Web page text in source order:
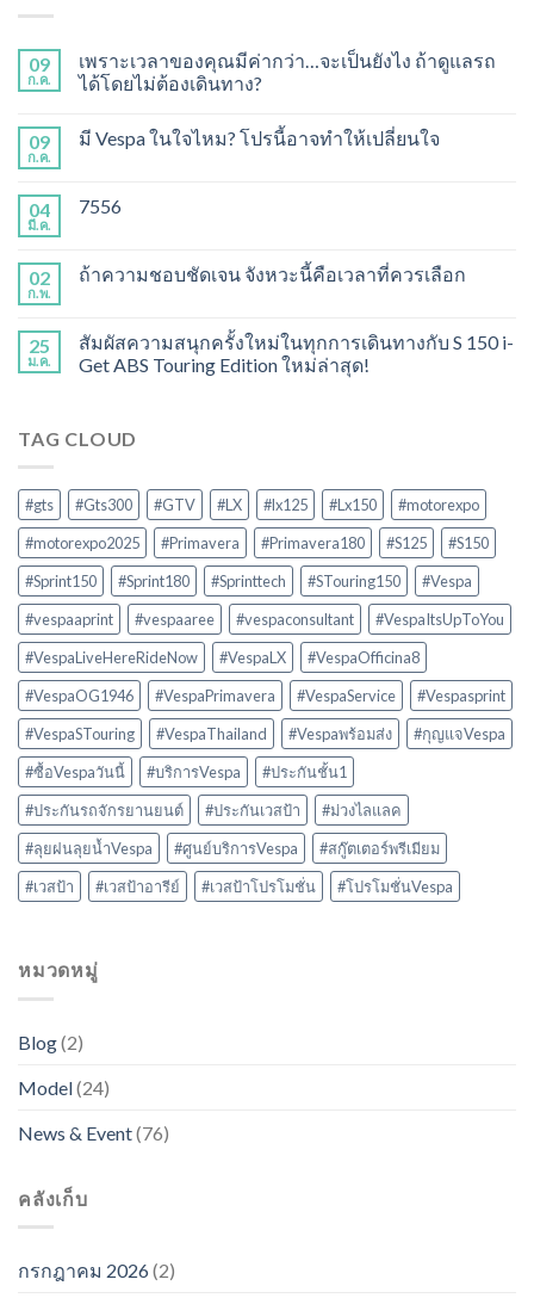
09
ก.ค.
เพราะเวลาของคุณมีค่ากว่า…จะเป็นยังไง ถ้าดูแลรถ
ได้โดยไม่ต้องเดินทาง?
09
ก.ค.
มี Vespa ในใจไหม? โปรนี้อาจทำให้เปลี่ยนใจ
04
มี.ค.
7556
02
ก.พ.
ถ้าความชอบชัดเจน จังหวะนี้คือเวลาที่ควรเลือก
25
ม.ค.
สัมผัสความสนุกครั้งใหม่ในทุกการเดินทางกับ S 150 i-
Get ABS Touring Edition ใหม่ล่าสุด!
TAG CLOUD
#gts #Gts300 #GTV #LX #lx125 #Lx150
#motorexpo
#motorexpo2025
#Primavera #Primavera180 #S125
#S150
#Sprint150
#Sprint180 #Sprinttech #STouring150
#Vespa
#vespaaprint
#vespaaree #vespaconsultant
#VespaItsUpToYou
#VespaLiveHereRideNow
#VespaLX
#VespaOfficina8
#VespaOG1946
#VespaPrimavera #VespaService
#Vespasprint
#VespaSTouring
#VespaThailand #Vespaพร้อมส่ง
#กุญแจVespa
#ซื้อVespaวันนี้
#บริการVespa
#ประกันชั้น1
#ประกันรถจักรยานยนต์
#ประกันเวสป้า
#ม่วงไลแลค
#ลุยฝนลุยน้ำVespa
#ศูนย์บริการVespa
#สกู๊ตเตอร์พรีเมียม
#เวสป้า
#เวสป้าอารีย์ #เวสป้าโปรโมชั่น #โปรโมชั่นVespa
หมวดหมู่
Blog(2)
Model(24)
News & Event(76)
คลังเก็บ
กรกฎาคม 2026(2)